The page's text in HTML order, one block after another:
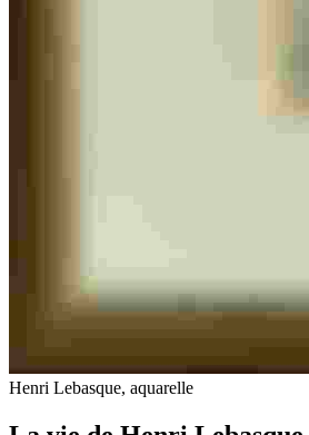
Henri Lebasque, aquarelle